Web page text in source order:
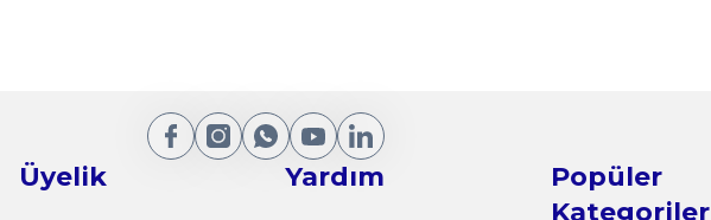
Gönder
Üyelik Yardım
Popüler
Kategoriler